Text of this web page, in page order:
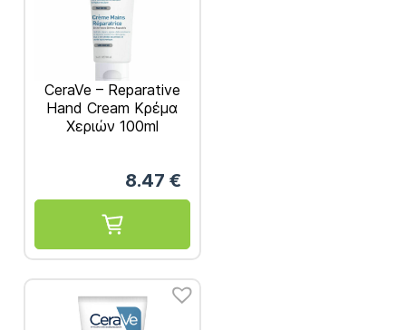
CeraVe – Reparative
Hand Cream Κρέμα
Χεριών 100ml
8.47 €